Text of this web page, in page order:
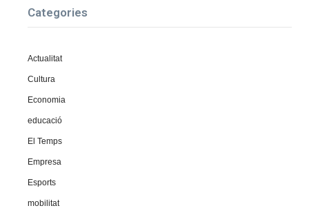
Categories
Actualitat
Cultura
Economia
educació
El Temps
Empresa
Esports
mobilitat